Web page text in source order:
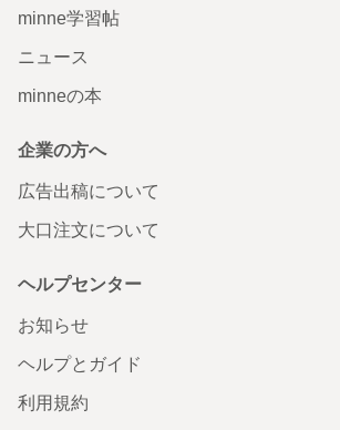
minne学習帖
ニュース
minneの本
企業の方へ
広告出稿について
大口注文について
ヘルプセンター
お知らせ
ヘルプとガイド
利用規約